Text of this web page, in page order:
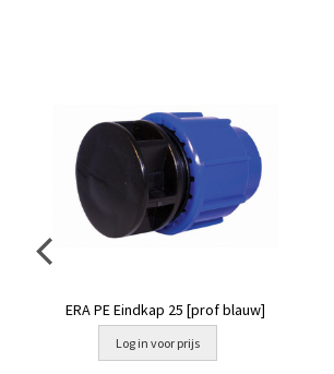
ERA PE Eindkap 25 [prof blauw]
Log in voor prijs